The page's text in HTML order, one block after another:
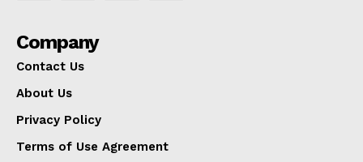
Company
Contact Us
About Us
Privacy Policy
Terms of Use Agreement